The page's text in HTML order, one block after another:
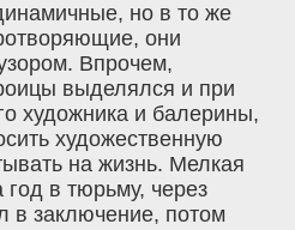
но в то же
они
Впрочем,
выделялся и при
художника и балерины,
художественную
на жизнь. Мелкая
год в тюрьму, через
в заключение, потом